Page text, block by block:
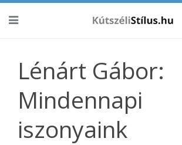
Lénárt Gábor:
Mindennapi
iszonyaink